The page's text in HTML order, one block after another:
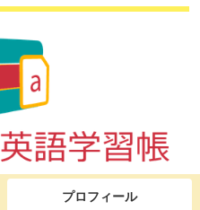
プロフィール